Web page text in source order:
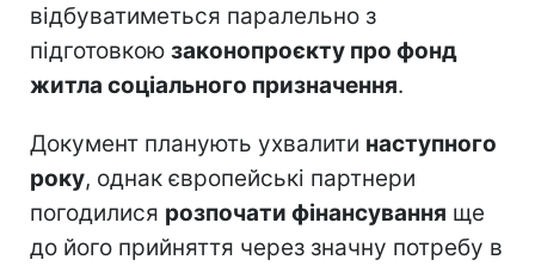
відбуватиметься паралельно з
підготовкою законопроєкту про фонд
житла соціального призначення.
Документ планують ухвалити наступного
року, однак європейські партнери
погодилися розпочати фінансування ще
до його прийняття через значну потребу в